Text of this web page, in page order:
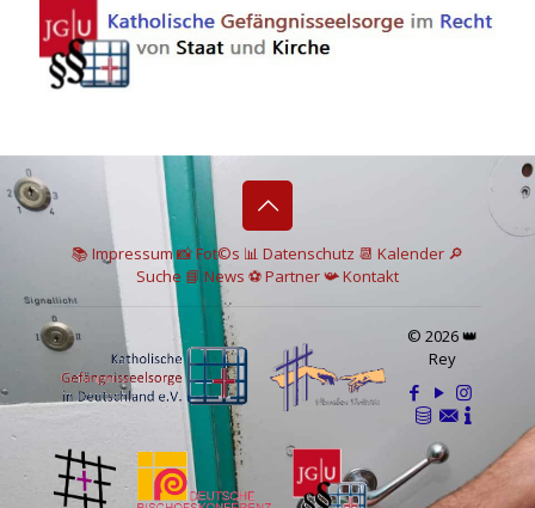
📚 Impressum📸Fot©s 📊 Datenschutz 📆 Kalender 🔎
Suche 📘 News ⚽Partner📯Kontakt
© 2026 👑
Rey